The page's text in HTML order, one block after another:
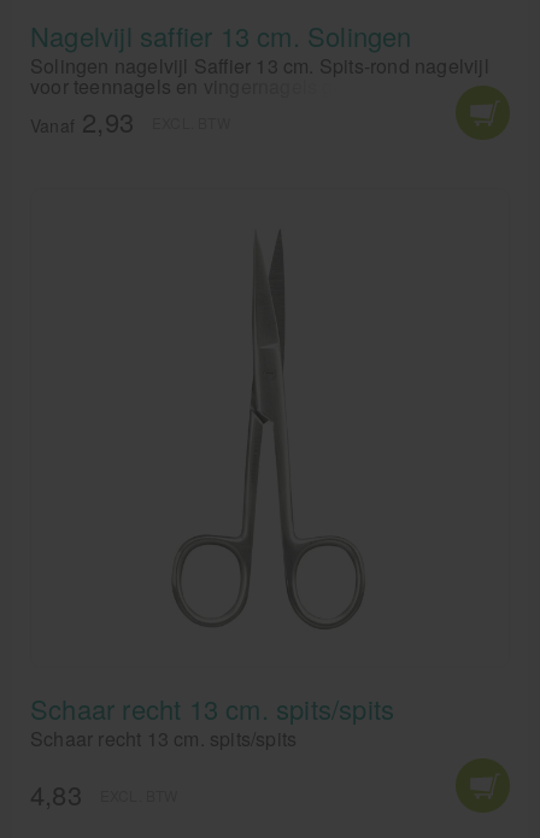
Nagelvijl saffier 13 cm. Solingen
Solingen nagelvijl Saffier 13 cm. Spits-rond nagelvijl
voor teennagels en vingernagels geschikt.
Vanaf 2,93
Schaar recht 13 cm. spits/spits
Schaar recht 13 cm. spits/spits
4,83